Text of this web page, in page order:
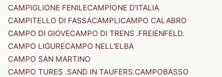
CAMPIGLIONE FENILECAMPIONE D'ITALIA
CAMPITELLO DI FASSACAMPLICAMPO CALABRO
CAMPO DI GIOVECAMPO DI TRENS .FREIENFELD.
CAMPO LIGURECAMPO NELL'ELBA
CAMPO SAN MARTINO
CAMPO TURES .SAND IN TAUFERS.CAMPOBASSO